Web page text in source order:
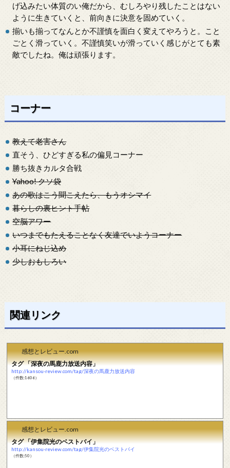
げ込みたい体質のい俺だから、むしろやり残したことはない
ように生きていくと、前向きに決意を固めていく。
揃いも揃ってなんとか不謹慎を面白く変えてやろうと。こと
ごとく滑っていく。不謹慎笑いが滑っていく感じがとても素
敵でしたね。俺は頑張ります。
コーナー
教えて老害さん
直そう、ひどすぎる私の偏見コーナー
勝ち抜きカルタ合戦
Yahoo! クソ袋
あの歌はこう聞こえたら、もうオシマイ
暮らしの裏ヒント手帖
空脳アワー
いつまでもたえることなく友達でいようコーナー
小耳にねじ込め
少しおもしろい
関連リンク
感想とレビュー.com
タグ 「深夜の馬鹿力放送内容」
http://kansou-review.com/tag/深夜の馬鹿力放送内容
（件数:1606）
感想とレビュー.com
タグ 「伊集院光のベストバイ」
http://kansou-review.com/tag/伊集院光のベストバイ
（件数:50）